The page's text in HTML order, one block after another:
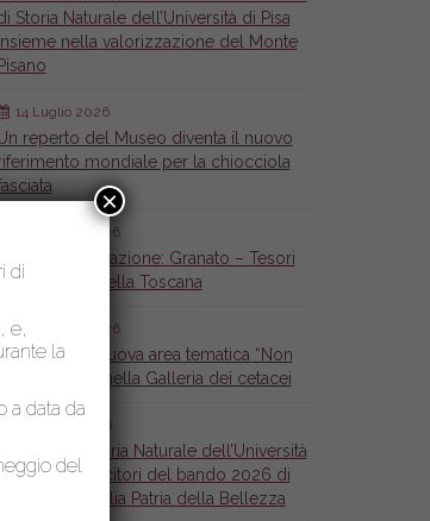
Storia Naturale dell’Università di Pisa
nella valorizzazione del Monte
Pisano
reperto del Museo diventa il nuovo
mondiale per la chiocciola
14 Luglio 2026
Nuova pubblicazione: Granato – Tesori
della Toscana
26 Giugno 2026
la nuova area tematica “Non
solo Cetacei” nella Galleria dei cetacei
26 Giugno 2026
Il Museo di Storia Naturale dell’Università
Pisa tra i vincitori del bando 2026 di
Fondazione Italia Patria della Bellezza
6 Maggio 2026
di
e,
la
a data da
del
×